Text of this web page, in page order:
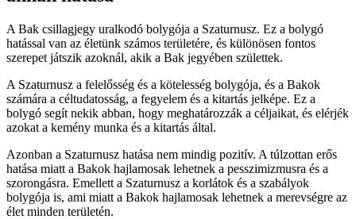
A Bak csillagjegy uralkodó bolygója a Szaturnusz. Ez a bolygó
hatással van az életünk számos területére, és különösen fontos
szerepet játszik azoknál, akik a Bak jegyében születtek.
A Szaturnusz a felelősség és a kötelesség bolygója, és a Bakok
számára a céltudatosság, a fegyelem és a kitartás jelképe. Ez a
bolygó segít nekik abban, hogy meghatározzák a céljaikat, és elérjék
azokat a kemény munka és a kitartás által.
Azonban a Szaturnusz hatása nem mindig pozitív. A túlzottan erős
hatása miatt a Bakok hajlamosak lehetnek a pesszimizmusra és a
szorongásra. Emellett a Szaturnusz a korlátok és a szabályok
bolygója is, ami miatt a Bakok hajlamosak lehetnek a merevségre az
élet minden területén.